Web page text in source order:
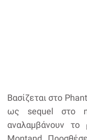
Βασίζεται στο
ως sequel στο
αναλαμβάνουν